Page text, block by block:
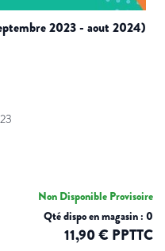
2023 - aout 2024)
Non Disponible Provisoire
Qté dispo en magasin : 0
11,90 € PPTTC